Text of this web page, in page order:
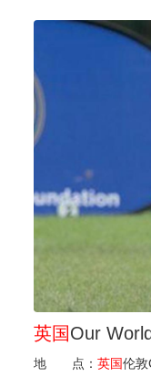
英国Our
地 点：英国伦